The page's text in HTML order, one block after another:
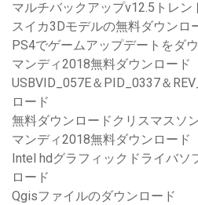
マルチバックアップv12.5トレン
スイカ3Dモデルの無料ダウンロ
PS4でゲームアップデートをダ
マンディ2018無料ダウンロード
USBVID_057E＆PID_0337＆
ロード
無料ダウンロードクリスマスソ
マンディ2018無料ダウンロード
Intel hdグラフィックドライバソ
ロード
Qgisファイルのダウンロード